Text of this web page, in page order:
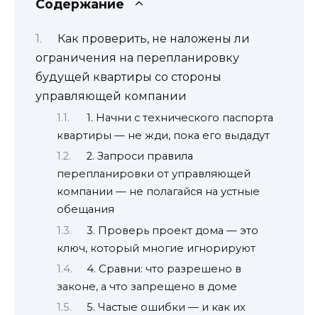
Содержание
Как проверить, не наложены ли
ограничения на перепланировку
будущей квартиры со стороны
управляющей компании
1. Начни с технического паспорта
квартиры — не жди, пока его выдадут
2. Запроси правила
перепланировки от управляющей
компании — не полагайся на устные
обещания
3. Проверь проект дома — это
ключ, который многие игнорируют
4. Сравни: что разрешено в
законе, а что запрещено в доме
5. Частые ошибки — и как их